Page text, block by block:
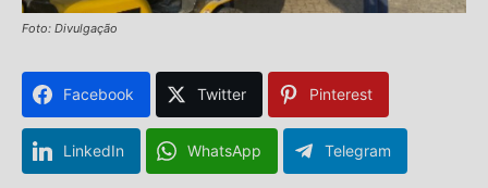
Foto: Divulgação
Facebook Twitter Pinterest
LinkedIn WhatsApp Telegram